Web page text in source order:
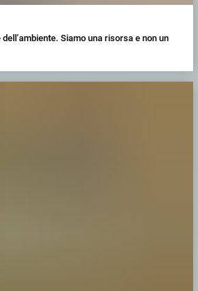
Siamo una risorsa e non un